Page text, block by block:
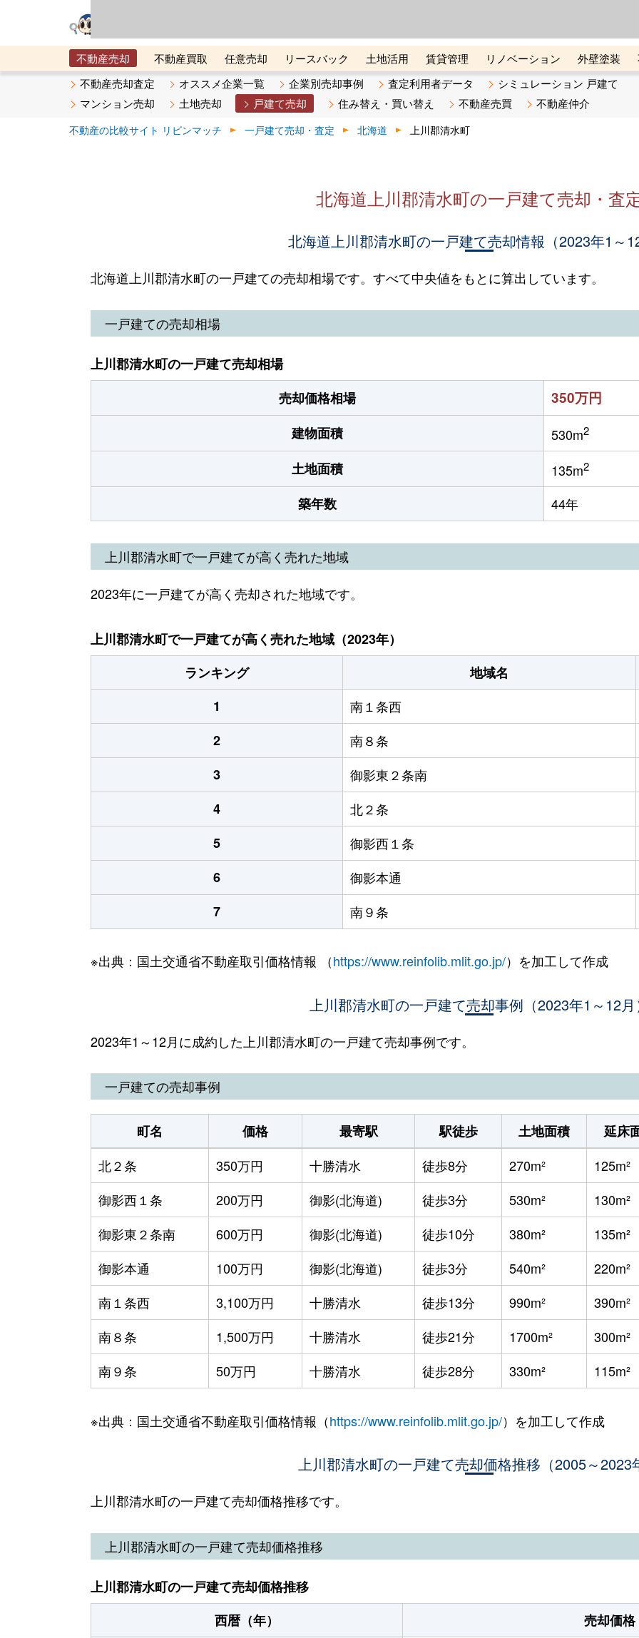
不動産売却 不動産買取 任意売却 リースバック 土地活用 賃貸管理 リノベーション 外壁塗装
メタ住宅展示場
ベスト不動産カンパニー オンライン講座 リビンマガジンBiz 不動産売却ご相談デスク
不動産売却査定 オススメ企業一覧 企業別売却事例 査定利用者データ
シミュレーション 戸建て
マンション売却
土地売却 戸建て売却 住み替え・買い替え 不動産売買 不動産仲介
不動産の比較サイト リビンマッチ 一戸建て売却・査定 北海道 上川郡清水町
北海道上川郡清水町の一戸建て売却・査
北海道上川郡清水町の一戸建て売却情報（2023年1～
北海道上川郡清水町の一戸建ての売却相場です。すべて中央値をもとに算出しています。
一戸建ての売却相場
上川郡清水町の一戸建て売却相場
売却価格相場
350万円
建物面積 530m2
土地面積 135m2
築年数 44年
上川郡清水町で一戸建てが高く売れた地域
2023年に一戸建てが高く売却された地域です。
上川郡清水町で一戸建てが高く売れた地域（2023年）
ランキング
地域名
1
南１条西
2
南８条
3
御影東２条南
4
北２条
5
御影西１条
6
御影本通
7
南９条
※出典：国土交通省不動産取引価格情報 （https://www.reinfolib.mlit.go.jp/）を加工して作成
上川郡清水町の一戸建て売却事例（2023年1～12
2023年1～12月に成約した上川郡清水町の一戸建て売却事例です。
一戸建ての売却事例
町名 価格 最寄駅 駅徒歩 土地面積
延床
北２条
350万円 十勝清水 徒歩8分 270m²
125m²
御影西１条
200万円 御影(北海道) 徒歩3分 530m²
130m²
御影東２条南
600万円 御影(北海道) 徒歩10分 380m²
135m²
御影本通
100万円 御影(北海道) 徒歩3分 540m²
220m²
南１条西
3,100万円 十勝清水 徒歩13分 990m²
390m²
南８条
1,500万円 十勝清水 徒歩21分 1700m²
300m²
南９条
50万円 十勝清水 徒歩28分 330m² 115m²
※出典：国土交通省不動産取引価格情報（https://www.reinfolib.mlit.go.jp/）を加工して作成
上川郡清水町の一戸建て売却価格推移（2005～2023
上川郡清水町の一戸建て売却価格推移です。
上川郡清水町の一戸建て売却価格推移
上川郡清水町の一戸建て売却価格推移
西暦（年）
売却価